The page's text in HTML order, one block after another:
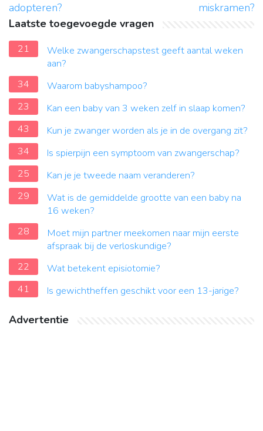
adopteren?
miskramen?
Laatste toegevoegde vragen
21
Welke zwangerschapstest geeft aantal weken
aan?
34
Waarom babyshampoo?
23
Kan een baby van 3 weken zelf in slaap komen?
43
Kun je zwanger worden als je in de overgang zit?
34
Is spierpijn een symptoom van zwangerschap?
25
Kan je je tweede naam veranderen?
29
Wat is de gemiddelde grootte van een baby na
16 weken?
28
Moet mijn partner meekomen naar mijn eerste
afspraak bij de verloskundige?
22
Wat betekent episiotomie?
41
Is gewichtheffen geschikt voor een 13-jarige?
Advertentie